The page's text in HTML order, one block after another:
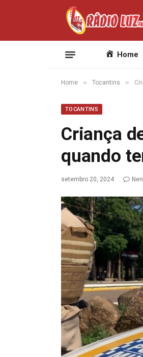
Home
Home » Tocantins »
TOCANTINS
Criança
quando
setembro 20, 2024